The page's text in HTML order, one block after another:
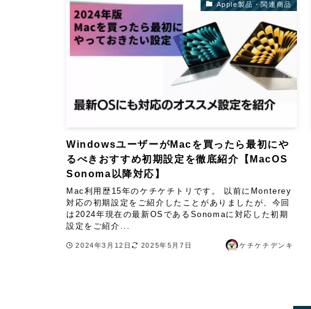
Apple製品・関連商品
WindowsユーザーがMacを買ったら最初にや
るべきおすすめ初期設定を徹底紹介【MacOS
Sonoma以降対応】
Mac利用歴15年のケチケチトリです。 以前にMonterey
対応の初期設定をご紹介したことがありましたが、今回
は2024年現在の最新OSであるSonomaに対応した初期
設定をご紹介...
2024年3月12日 2025年5月7日 ケチケチデンキ